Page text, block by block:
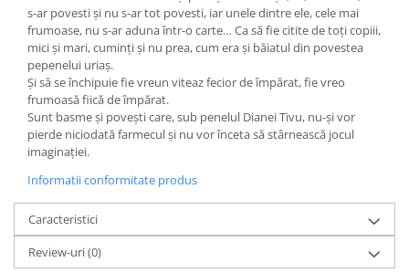
Editura Litera
Editura Lizuka Educativ
Editura Nemira
Editura Nomina
Editura Pandora M
Editura Portocala Albastră
Editura Scriptum
Editura Sophia
Editura Usborne
Editura Vellant
s-ar povesti și nu s-ar tot povesti, iar unele dintre ele, cele mai
frumoase, nu s-ar aduna într-o carte… Ca să fie citite de toți copiii,
mici și mari, cuminți și nu prea, cum era și băiatul din povestea
pepenelui uriaș.
Și să se închipuie fie vreun viteaz fecior de împărat, fie vreo
frumoasă fiică de împărat.
Sunt basme și povești care, sub penelul Dianei Tivu, nu-și vor
pierde niciodată farmecul și nu vor înceta să stârnească jocul
imaginației.
Informatii conformitate produs
Caracteristici
Review-uri(0)